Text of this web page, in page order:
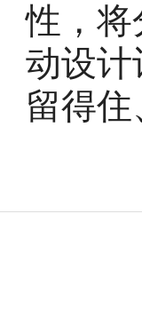
性，
动设计
留得住